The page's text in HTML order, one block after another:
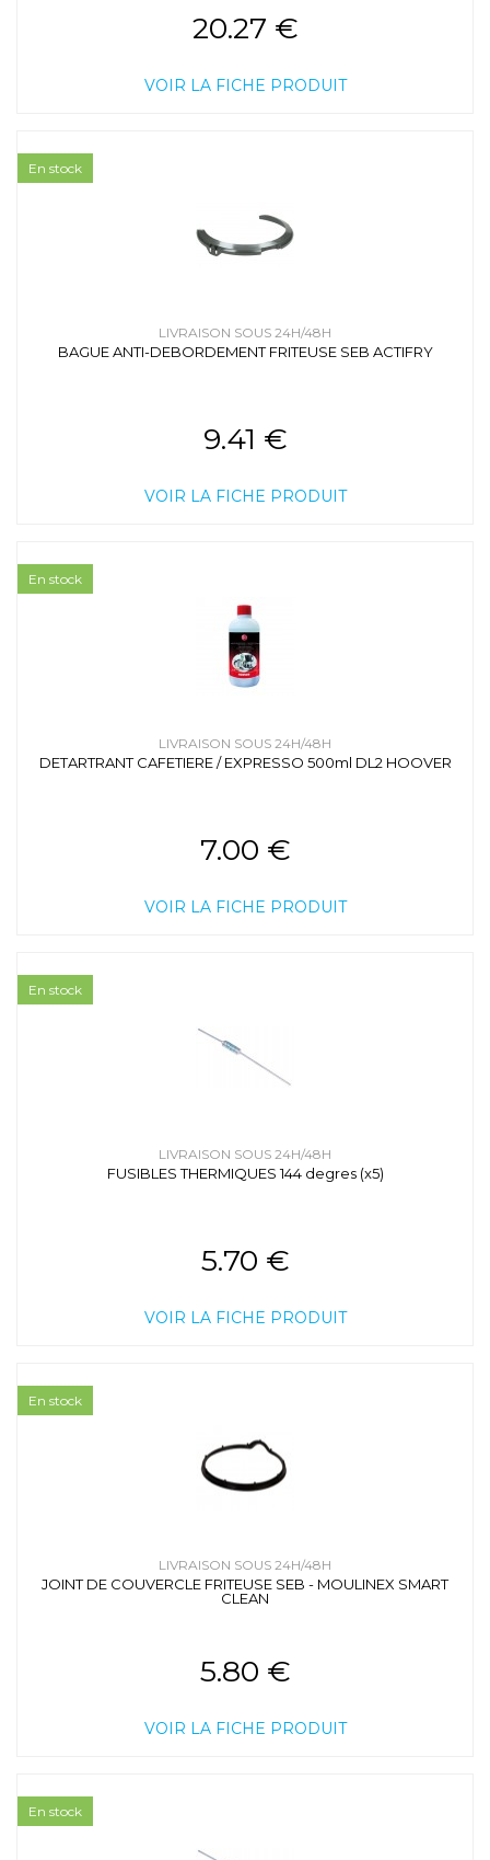
20.27 €
VOIR LA FICHE PRODUIT
LIVRAISON SOUS 24H/48H
BAGUE ANTI-DEBORDEMENT FRITEUSE SEB ACTIFRY
9.41 €
VOIR LA FICHE PRODUIT
En stock
LIVRAISON SOUS 24H/48H
DETARTRANT CAFETIERE / EXPRESSO 500ml DL2 HOOVER
7.00 €
VOIR LA FICHE PRODUIT
En stock
LIVRAISON SOUS 24H/48H
FUSIBLES THERMIQUES 144 degres (x5)
5.70 €
VOIR LA FICHE PRODUIT
En stock
LIVRAISON SOUS 24H/48H
JOINT DE COUVERCLE FRITEUSE SEB - MOULINEX SMART
CLEAN
5.80 €
VOIR LA FICHE PRODUIT
En stock
En stock